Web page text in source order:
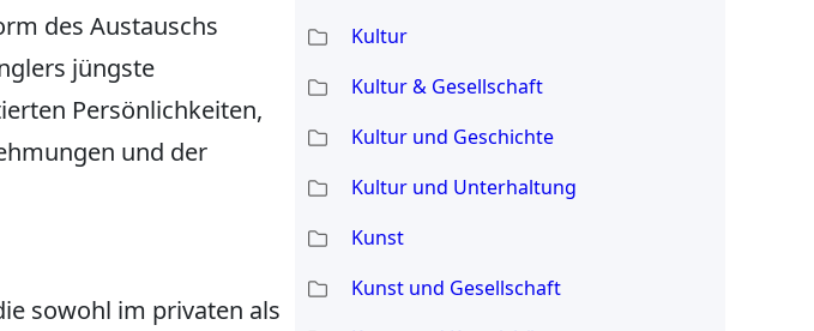
des Austauschs
jüngste
Persönlichkeiten,
und der
sowohl im privaten als
Kultur
Kultur & Gesellschaft
Kultur und Geschichte
Kultur und Unterhaltung
Kunst
Kunst und Gesellschaft